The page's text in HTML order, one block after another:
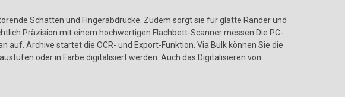
Schatten und Fingerabdrücke. Zudem sorgt sie für glatte Ränder und
Präzision mit einem hochwertigen Flachbett-Scanner messen.Die PC-
Archive startet die OCR- und Export-Funktion. Via Bulk können Sie die
oder in Farbe digitalisiert werden. Auch das Digitalisieren von